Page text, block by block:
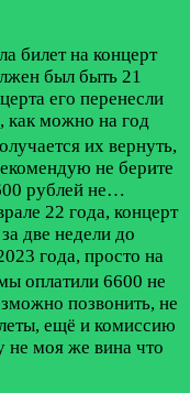
билет на концерт
был быть 21
его перенесли
как можно на год
их вернуть,
не берите
рублей не…
22 года, концерт
две недели до
года, просто на
оплатили 6600 не
позвонить, не
ещё и комиссию
не моя же вина что